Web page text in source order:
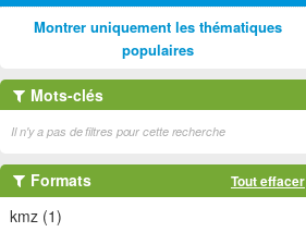
Montrer uniquement les thématiques
populaires
Mots-clés
Il n'y a pas de filtres pour cette recherche
Formats Tout effacer
kmz (1)